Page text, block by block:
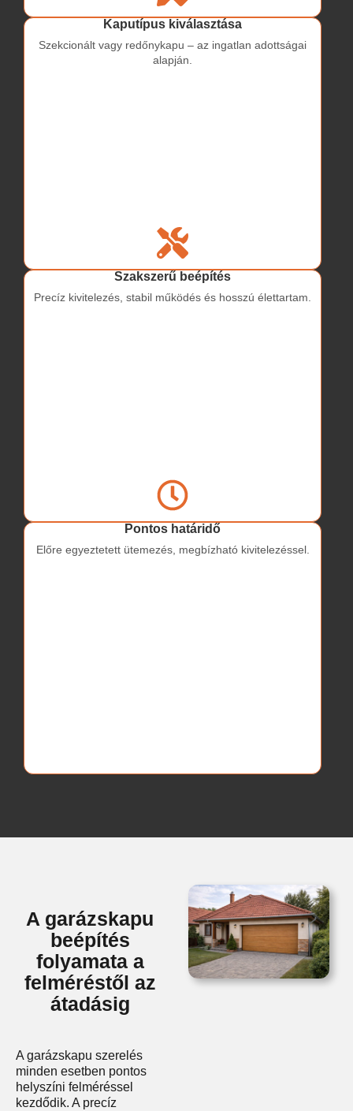
Kaputípus kiválasztása
Szekcionált vagy redőnykapu – az ingatlan adottságai
alapján.
Szakszerű beépítés
Precíz kivitelezés, stabil működés és hosszú élettartam.
Pontos határidő
Előre egyeztetett ütemezés, megbízható kivitelezéssel.
A garázskapu
beépítés
folyamata a
felméréstől az
átadásig
A garázskapu szerelés
minden esetben pontos
helyszíni felméréssel
kezdődik. A precíz